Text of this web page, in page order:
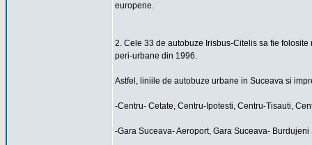
europene.
2. Cele 33 de autobuze Irisbus-Citelis sa fie
peri-urbane din 1996.
Astfel, liniile de autobuze urbane in Suceava si
-Centru- Cetate, Centru-Ipotesti, Centru-Tisauti,
-Gara Suceava- Aeroport, Gara Suceava-